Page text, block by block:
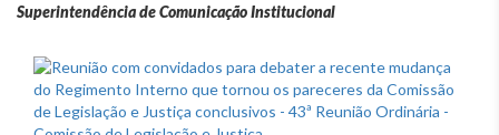
Superintendência de Comunicação Institucional